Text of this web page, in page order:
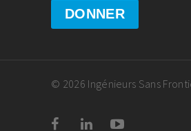
DONNER
© 2026 Ingénieurs Sans